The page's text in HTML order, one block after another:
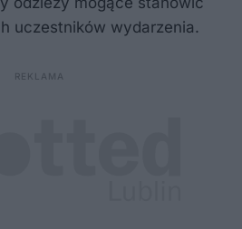
uczestników wydarzenia.